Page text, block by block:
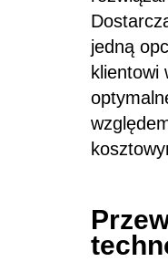
jedną
klientowi